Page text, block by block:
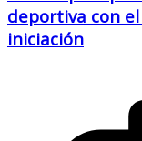
deportiva con
iniciación